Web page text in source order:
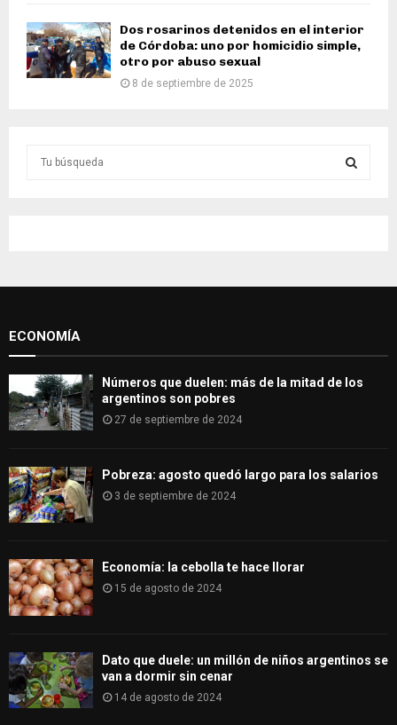
Dos rosarinos detenidos en el interior
de Córdoba: uno por homicidio simple,
otro por abuso sexual
8 de septiembre de 2025
o
H
ECONOMÍA
Números que duelen: más de la mitad de los
argentinos son pobres
27 de septiembre de 2024
Pobreza: agosto quedó largo para los salarios
3 de septiembre de 2024
Economía: la cebolla te hace llorar
15 de agosto de 2024
Dato que duele: un millón de niños argentinos se
van a dormir sin cenar
14 de agosto de 2024